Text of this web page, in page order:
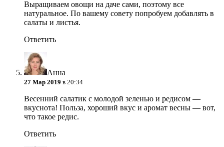
Выращиваем овощи на даче сами, поэтому все
натуральное. По вашему совету попробуем добавлять в
салаты и листья.
Ответить
Анна
27 Мар 2019 в 20:34
Весенний салатик с молодой зеленью и редисом —
вкуснота! Польза, хороший вкус и аромат весны — вот,
что такое редис.
Ответить